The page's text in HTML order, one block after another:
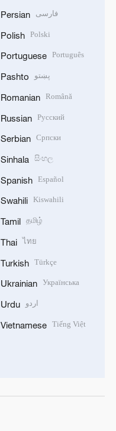
Persian فارسی
Polish Polski
Portuguese Português
Pashto پښتو
Romanian Română
Russian Русский
Serbian Српски
Sinhala සිංහල
Spanish Español
Swahili Kiswahili
Tamil தமிழ்
Thai ไทย
Turkish Türkçe
Ukrainian Українська
Urdu اردو
Vietnamese Tiếng Việt